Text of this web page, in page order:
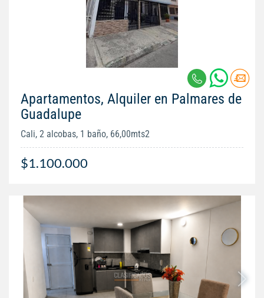
Apartamentos, Alquiler en Palmares de
Guadalupe
Cali, 2 alcobas, 1 baño, 66,00mts2
$1.100.000